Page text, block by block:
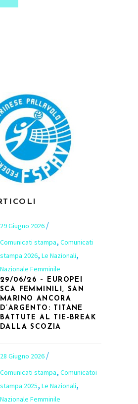
29 Giugno 2026
Comunicati stampa, Comunicati
stampa 2026, Le Nazionali,
Nazionale Femminile
29/06/26 – EUROPEI
SCA FEMMINILI, SAN
MARINO ANCORA
D’ARGENTO: TITANE
BATTUTE AL TIE-BREAK
DALLA SCOZIA
28 Giugno 2026
Comunicati stampa, Comunicatoi
stampa 2025, Le Nazionali,
Nazionale Femminile